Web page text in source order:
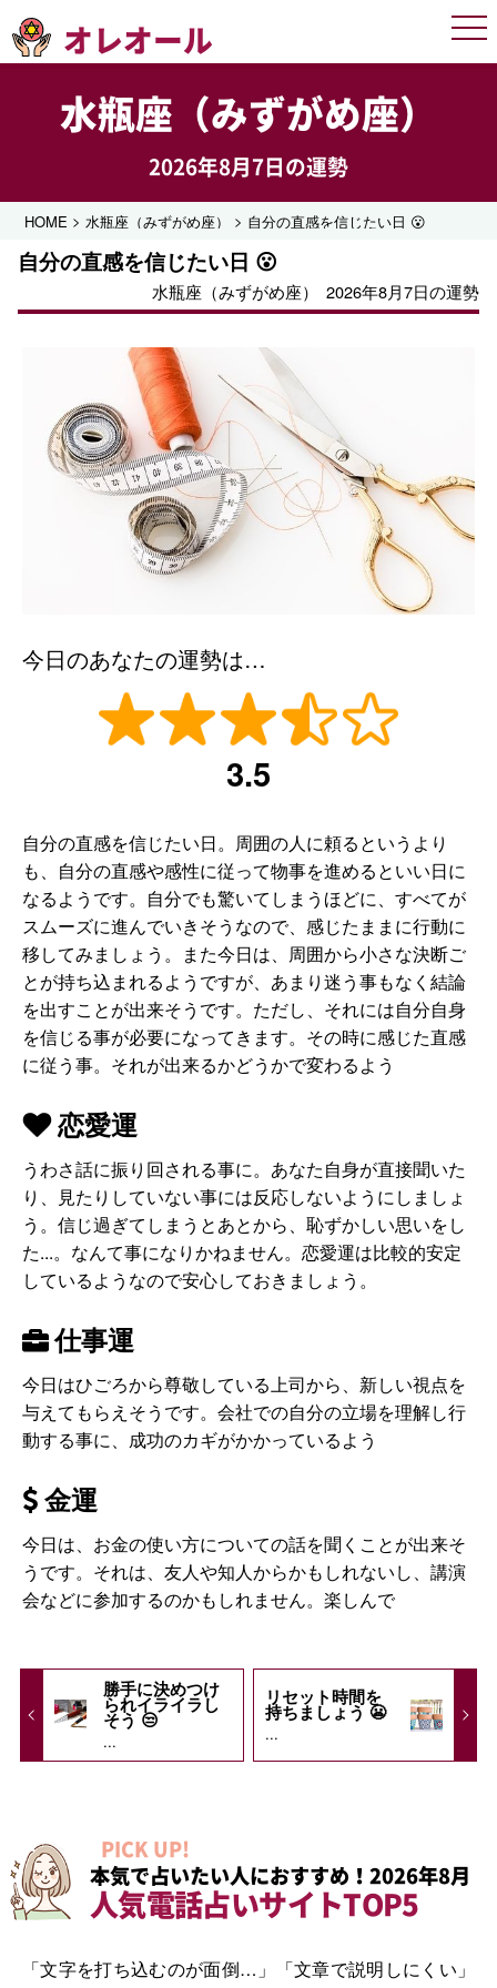
オレオール
水瓶座（みずがめ座）
2026年8月7日の運勢
HOME >水瓶座（みずがめ座） > 自分の直感を信じたい日 😮
自分の直感を信じたい日 😮
水瓶座（みずがめ座） 2026年8月7日の運勢
今日のあなたの運勢は…
3.5
自分の直感を信じたい日。周囲の人に頼るというより
も、自分の直感や感性に従って物事を進めるといい日に
なるようです。自分でも驚いてしまうほどに、すべてが
スムーズに進んでいきそうなので、感じたままに行動に
移してみましょう。また今日は、周囲から小さな決断ご
とが持ち込まれるようですが、あまり迷う事もなく結論
を出すことが出来そうです。ただし、それには自分自身
を信じる事が必要になってきます。その時に感じた直感
に従う事。それが出来るかどうかで変わるよう
恋愛運
うわさ話に振り回される事に。あなた自身が直接聞いた
り、見たりしていない事には反応しないようにしましょ
う。信じ過ぎてしまうとあとから、恥ずかしい思いをし
た...。なんて事になりかねません。恋愛運は比較的安定
しているようなので安心しておきましょう。
仕事運
今日はひごろから尊敬している上司から、新しい視点を
与えてもらえそうです。会社での自分の立場を理解し行
動する事に、成功のカギがかかっているよう
金運
今日は、お金の使い方についての話を聞くことが出来そ
うです。それは、友人や知人からかもしれないし、講演
会などに参加するのかもしれません。楽しんで
勝手に決めつけ
られイライラし
そう 😒
...
リセット時間を
持ちましょう 😬
...
PICK UP!
本気で占いたい人におすすめ！2026年8月
人気電話占いサイトTOP5
「文字を打ち込むのが面倒…」「文章で説明しにくい」